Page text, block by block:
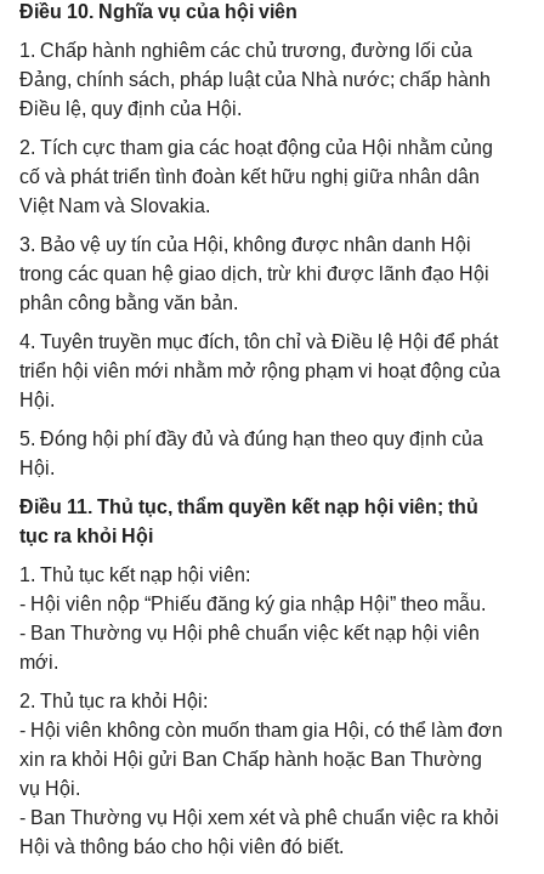
Điều 10. Nghĩa vụ của hội viên
1. Chấp hành nghiêm các chủ trương, đường lối của
Đảng, chính sách, pháp luật của Nhà nước; chấp hành
Điều lệ, quy định của Hội.
2. Tích cực tham gia các hoạt động của Hội nhằm củng
cố và phát triển tình đoàn kết hữu nghị giữa nhân dân
Việt Nam và Slovakia.
3. Bảo vệ uy tín của Hội, không được nhân danh Hội
trong các quan hệ giao dịch, trừ khi được lãnh đạo Hội
phân công bằng văn bản.
4. Tuyên truyền mục đích, tôn chỉ và Điều lệ Hội để phát
triển hội viên mới nhằm mở rộng phạm vi hoạt động của
Hội.
5. Đóng hội phí đầy đủ và đúng hạn theo quy định của
Hội.
Điều 11. Thủ tục, thẩm quyền kết nạp hội viên; thủ
tục ra khỏi Hội
1. Thủ tục kết nạp hội viên:
- Hội viên nộp “Phiếu đăng ký gia nhập Hội” theo mẫu.
- Ban Thường vụ Hội phê chuẩn việc kết nạp hội viên
mới.
2. Thủ tục ra khỏi Hội:
- Hội viên không còn muốn tham gia Hội, có thể làm đơn
xin ra khỏi Hội gửi Ban Chấp hành hoặc Ban Thường
vụ Hội.
- Ban Thường vụ Hội xem xét và phê chuẩn việc ra khỏi
Hội và thông báo cho hội viên đó biết.